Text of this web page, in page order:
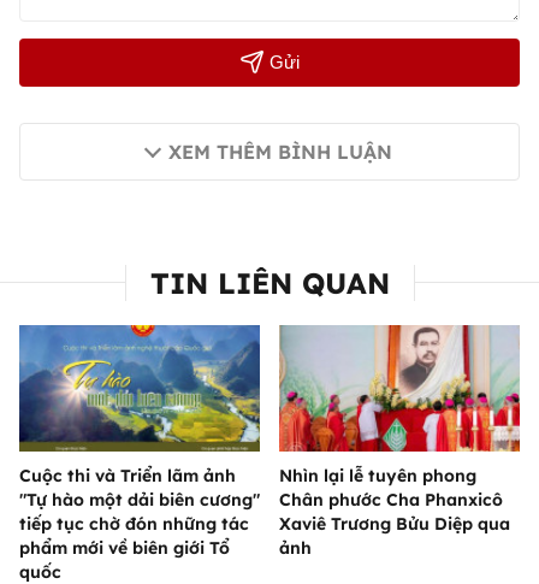
Gửi
XEM THÊM BÌNH LUẬN
TIN LIÊN QUAN
Cuộc thi và Triển lãm ảnh
"Tự hào một dải biên cương"
tiếp tục chờ đón những tác
phẩm mới về biên giới Tổ
quốc
Nhìn lại lễ tuyên phong
Chân phước Cha Phanxicô
Xaviê Trương Bửu Diệp qua
ảnh